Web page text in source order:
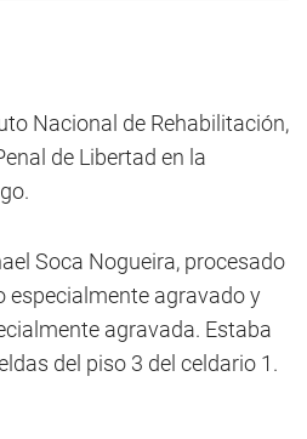
Nacional de Rehabilitación,
de Libertad en la
Soca Nogueira, procesado
especialmente agravado y
agravada. Estaba
del piso 3 del celdario 1.